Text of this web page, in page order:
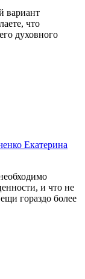
вариант
что
духовного
Екатерина
и что не
гораздо более